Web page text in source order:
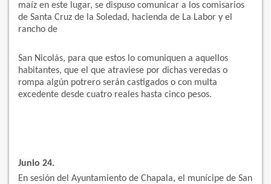
maíz en este lugar, se dispuso comunicar a los comisarios
de Santa Cruz de la Soledad, hacienda de La Labor y el
rancho de
San Nicolás, para que estos lo comuniquen a aquellos
habitantes, que el que atraviese por dichas veredas o
rompa algún potrero serán castigados o con multa
excedente desde cuatro reales hasta cinco pesos.
Junio 24.
En sesión del Ayuntamiento de Chapala, el munícipe de San